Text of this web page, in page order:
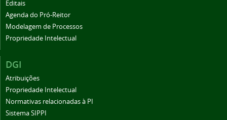
Editais
Agenda do Pró-Reitor
Modelagem de Processos
Propriedade Intelectual
DGI
Atribuições
Propriedade Intelectual
Normativas relacionadas à PI
Sistema SIPPI